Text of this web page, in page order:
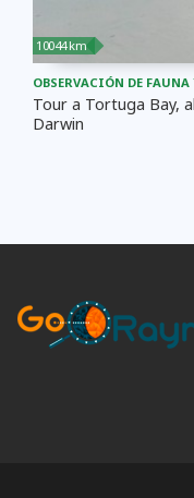
10044 km
OBSERVACIÓN DE FAUNA
Tour a Tortuga Bay,
Darwin